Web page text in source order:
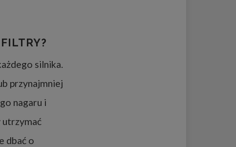
silnika.
przynajmniej
nagaru i
utrzymać
dbać o